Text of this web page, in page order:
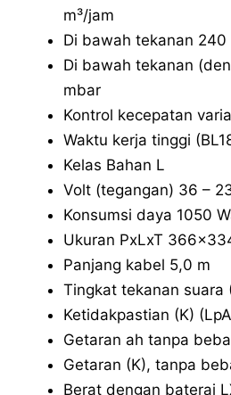
m³/jam
Di bawah tekanan 240
Di bawah tekanan
mbar
Kontrol kecepatan
Waktu kerja tinggi
Kelas Bahan L
Volt (tegangan) 36 –
Konsumsi daya 1050
Ukuran PxLxT
Panjang kabel 5,0 m
Tingkat tekanan suara
Ketidakpastian (K)
Getaran ah tanpa
Getaran (K), tanpa
Berat dengan baterai